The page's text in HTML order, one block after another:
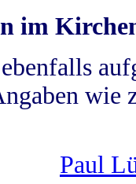
im
wie
Paul